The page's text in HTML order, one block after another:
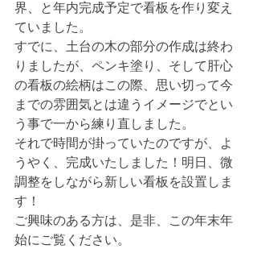
界、と年内完成予定で看板を作り変え
ていました。
すでに、土台の木の部分の作成は終わ
りましたが、ペンキ塗り、そして肝心
の看板の絵柄はこの際、思い切って今
までの雰囲気とは違うイメージでとい
う事で一から練り直しました。
それで時間が掛っていたのですが、よ
うやく、完成いたしました！明日、微
調整をしながら新しい看板を設置しま
す！
ご興味のある方は、是非、この年末年
始にご覧ください。